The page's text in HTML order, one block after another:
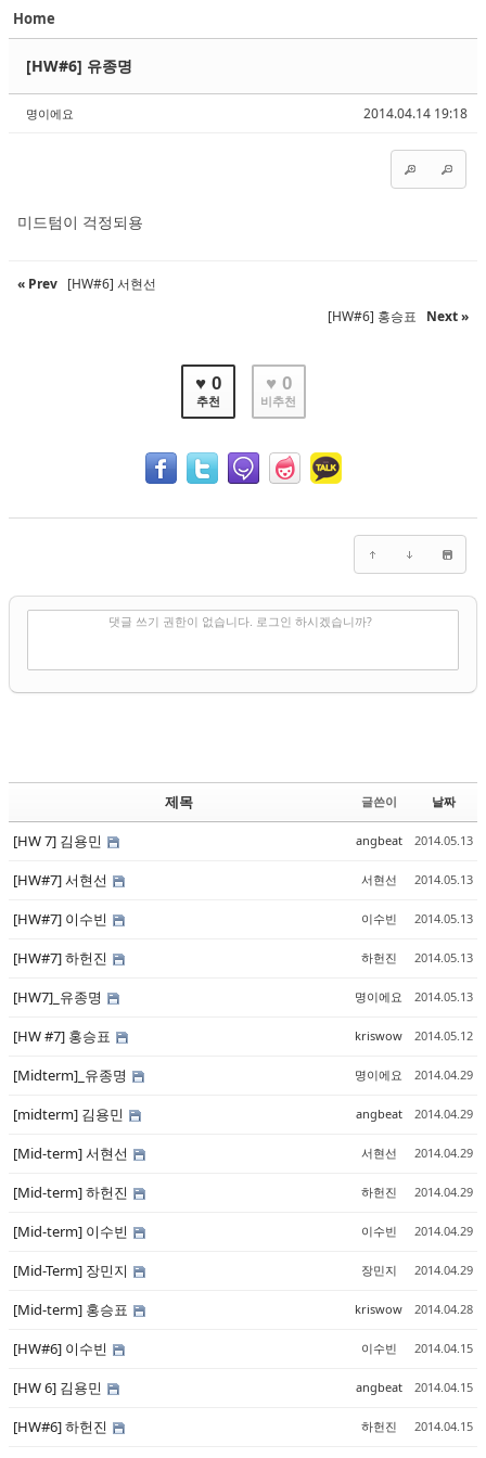
Home
2014.04.14 19:18
[HW#6] 유종명
명이에요
미드텀이 걱정되용
« Prev [HW#6] 서현선
[HW#6] 홍승표
Next »
♥ 0
추천
♥ 0
비추천
댓글 쓰기 권한이 없습니다. 로그인 하시겠습니까?
제목 글쓴이 날짜
[HW 7] 김용민 angbeat 2014.05.13
[HW#7] 서현선 서현선 2014.05.13
[HW#7] 이수빈 이수빈 2014.05.13
[HW#7] 하헌진 하헌진 2014.05.13
[HW7]_유종명 명이에요 2014.05.13
[HW #7] 홍승표 kriswow 2014.05.12
[Midterm]_유종명 명이에요 2014.04.29
[midterm] 김용민 angbeat 2014.04.29
[Mid-term] 서현선 서현선 2014.04.29
[Mid-term] 하헌진 하헌진 2014.04.29
[Mid-term] 이수빈 이수빈 2014.04.29
[Mid-Term] 장민지 장민지 2014.04.29
[Mid-term] 홍승표 kriswow 2014.04.28
[HW#6] 이수빈 이수빈 2014.04.15
[HW 6] 김용민 angbeat 2014.04.15
[HW#6] 하헌진 하헌진 2014.04.15
Sketchbook5, 스케치북5
Sketchbook5, 스케치북5
Sketchbook5, 스케치북5
Sketchbook5, 스케치북5